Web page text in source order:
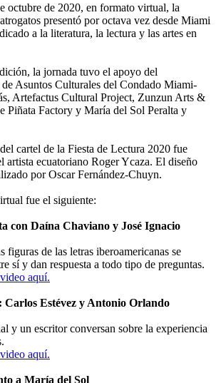
octubre de 2020, en formato virtual, la
presentó por octava vez desde Miami
a la literatura, la lectura y las artes en
la jornada tuvo el apoyo del
Asuntos Culturales del Condado Miami-
Artefactus Cultural Project, Zunzun Arts &
Piñata Factory y María del Sol Peralta y
cartel de la Fiesta de Lectura 2020 fue
artista ecuatoriano Roger Ycaza. El diseño
por Oscar Fernández-Chuyn.
fue el siguiente:
con Daína Chaviano y José Ignacio
figuras de las letras iberoamericanas se
sí y dan respuesta a todo tipo de preguntas.
aquí.
Carlos Estévez y Antonio Orlando
y un escritor conversan sobre la experiencia
aquí.
a María del Sol